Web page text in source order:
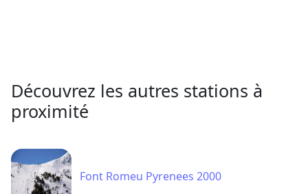
Découvrez les autres stations à
proximité
Font Romeu Pyrenees 2000